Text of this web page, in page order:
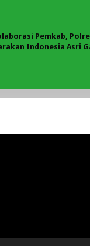
Pemkab,
Indonesia Asri